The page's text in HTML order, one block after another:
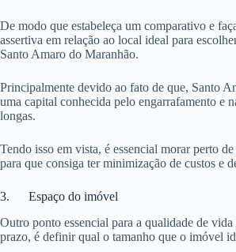
De modo que estabeleça um comparativo e
assertiva em relação ao local ideal para
Santo Amaro do Maranhão.
Principalmente devido ao fato de que, Santo
uma capital conhecida pelo engarrafamento e
longas.
Tendo isso em vista, é essencial morar perto
para que consiga ter minimização de custos e
3. Espaço do imóvel
Outro ponto essencial para a qualidade de
prazo, é definir qual o tamanho que o imóvel